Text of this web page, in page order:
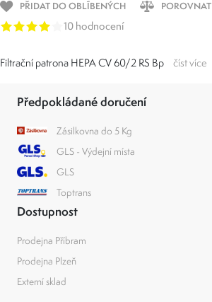
PŘIDAT DO OBLÍBENÝCH POROVNAT
10 hodnocení
Filtrační patrona HEPA CV 60/2 RS Bp číst více
Předpokládané doručení
Zásilkovna do 5 Kg
GLS - Výdejní místa
GLS
Toptrans
Dostupnost
Prodejna Příbram
Prodejna Plzeň
Externí sklad